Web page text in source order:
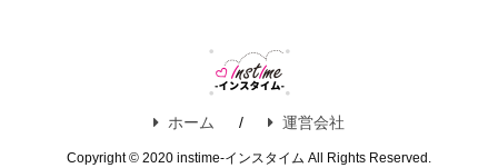
ホーム 運営会社
Copyright © 2020 instime-インスタイム All Rights Reserved.